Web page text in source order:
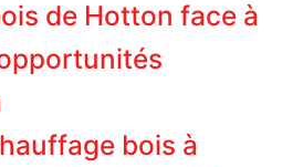
de Hotton face à
bois à